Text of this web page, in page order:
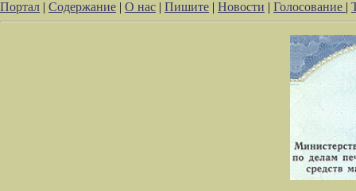
Портал | Содержание | О нас | Пишите | Новости | Голосование |